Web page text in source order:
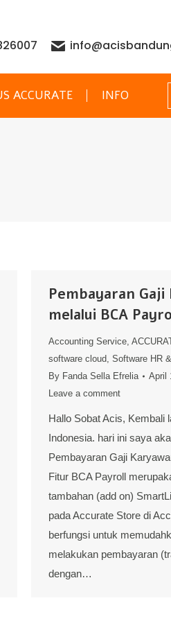
ACCURATE INFO
Pembayaran Gaji
melalui BCA
Accounting Service,
software cloud, Software HR
By Fanda Sella Efrelia
April
Leave a comment
Hallo Sobat Acis, Kembali
Indonesia. hari ini saya
Pembayaran Gaji
Fitur BCA Payroll
tambahan (add on)
pada Accurate Store di
berfungsi untuk
melakukan pembayaran
dengan…